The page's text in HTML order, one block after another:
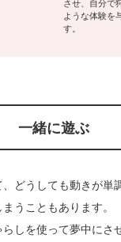
させ、自分で
ような体験を
す。
一緒に遊ぶ
どうしても動きが単
うこともあります。
しを使って夢中にさ